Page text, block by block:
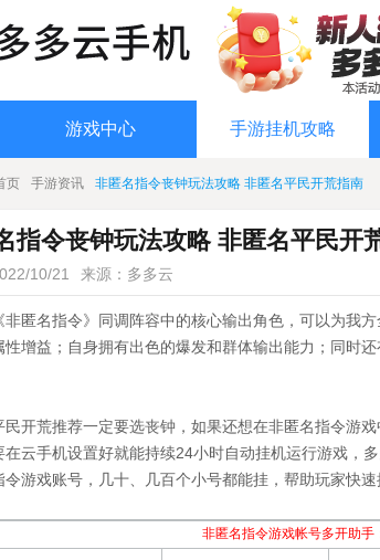
游戏中心 手游挂机攻略
页 手游资讯 非匿名指令丧钟玩法攻略 非匿名平民开荒指南
指令丧钟玩法攻略 非匿名平民开
10/21 来源：多多云
非匿名指令》同调阵容中的核心输出角色，可以为我
性增益；自身拥有出色的爆发和群体输出能力；同时
民开荒推荐一定要选丧钟，如果还想在非匿名指令游
在云手机设置好就能持续24小时自动挂机运行游戏，
令游戏账号，几十、几百个小号都能挂，帮助玩家快速
非匿名指令游戏帐号多开助手